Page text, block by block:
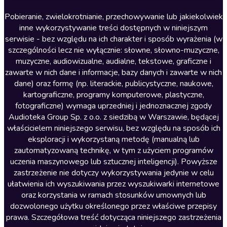
Literatura anglojęzyczna
Literatura faktu
Literatura obyczajowa
Literatura piękna obca
Literatura piękna polska
Nagrania relaksacyjne
Nauka języków
Nauki humanistyczne
Podcasty i audycje
Polityka
Prasa
Religia
Romans
Pobieranie, zwielokrotnianie, przechowywanie lub jakiekolwiek
inne wykorzystywanie treści dostępnych w niniejszym
serwisie - bez względu na ich charakter i sposób wyrażenia (w
szczególności lecz nie wyłącznie: słowne, słowno-muzyczne,
muzyczne, audiowizualne, audialne, tekstowe, graficzne i
zawarte w nich dane i informacje, bazy danych i zawarte w nich
dane) oraz formę (np. literackie, publicystyczne, naukowe,
kartograficzne, programy komputerowe, plastyczne,
fotograficzne) wymaga uprzedniej i jednoznacznej zgody
Audioteka Group Sp. z o.o. z siedzibą w Warszawie, będącej
właścicielem niniejszego serwisu, bez względu na sposób ich
eksploracji i wykorzystaną metodę (manualną lub
zautomatyzowaną technikę, w tym z użyciem programów
uczenia maszynowego lub sztucznej inteligencji). Powyższe
zastrzeżenie nie dotyczy wykorzystywania jedynie w celu
ułatwienia ich wyszukiwania przez wyszukiwarki internetowe
oraz korzystania w ramach stosunków umownych lub
dozwolonego użytku określonego przez właściwe przepisy
prawa. Szczegółowa treść dotycząca niniejszego zastrzeżenia